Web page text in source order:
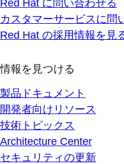
Red Hat に問い合わせる
カスタマーサービスに問
Red Hat の採用情報を見
情報を見つける
製品ドキュメント
開発者向けリソース
技術トピックス
Architecture Center
セキュリティの更新